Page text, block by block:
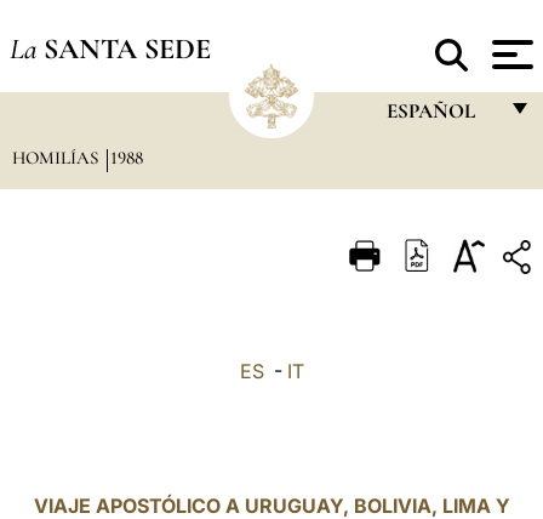
La SANTA SEDE
ESPAÑOL
ITALIANO
HOMILÍAS 1988
ES- IT
VIAJE APOSTÓLICO A URUGUAY, BOLIVIA, LIMA Y